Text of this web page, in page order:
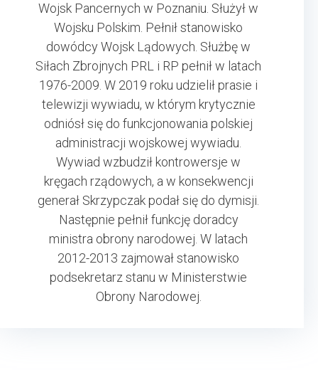
Wojsk Pancernych w Poznaniu. Służył w
Wojsku Polskim. Pełnił stanowisko
dowódcy Wojsk Lądowych. Służbę w
Siłach Zbrojnych PRL i RP pełnił w latach
1976-2009. W 2019 roku udzielił prasie i
telewizji wywiadu, w którym krytycznie
odniósł się do funkcjonowania polskiej
administracji wojskowej wywiadu.
Wywiad wzbudził kontrowersje w
kręgach rządowych, a w konsekwencji
generał Skrzypczak podał się do dymisji.
Następnie pełnił funkcję doradcy
ministra obrony narodowej. W latach
2012-2013 zajmował stanowisko
podsekretarz stanu w Ministerstwie
Obrony Narodowej.